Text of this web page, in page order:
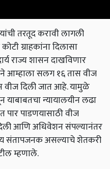
तरतूद करावी लागली
ग्राहकांना दिलासा
राज्य शासन दाखविणार
आम्हाला सलग १६ तास वीज
वीज दिली जात आहे. यामुळे
न्यायालयीन लढा
पाडणयासाठी वीज
आणि अधिवेशन संपल्यानंतर
संतापजनक असल्याचे शेतकरी
म्हणाले.